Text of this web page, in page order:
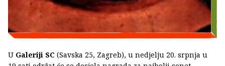
U Galeriji SC (Savska 25, Zagreb), u nedjelju 20. srpnja u